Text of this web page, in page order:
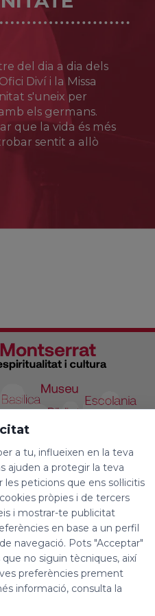
del mateix segle IV
serà una glòria
falda la sang de
El culte dels germans
litúrgia hispànica.
del dia a dia dels
Diví i la Missa
s'uneix per
els germans.
que la vida és més
sentit a allò
a tu, influeixen en la teva
ajuden a protegir la teva
peticions que ens sol·licitis
pròpies i de tercers
i mostrar-te publicitat
en base a un perfil
navegació. Pots "Acceptar"
no siguin tècniques, així
preferències prement
informació, consulta la